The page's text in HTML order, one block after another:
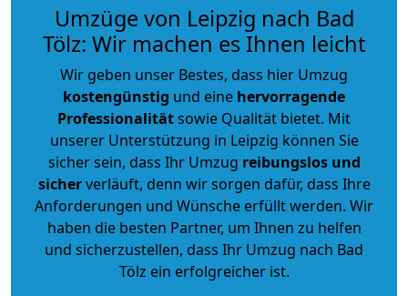
Umzüge von Leipzig nach Bad
Tölz: Wir machen es Ihnen leicht
Wir geben unser Bestes, dass hier Umzug
kostengünstig und eine hervorragende
Professionalitätsowie Qualität bietet. Mit
unserer Unterstützung in Leipzig können Sie
sicher sein, dass Ihr Umzug reibungslos und
sicherverläuft, denn wir sorgen dafür, dass Ihre
Anforderungen und Wünsche erfüllt werden. Wir
haben die besten Partner, um Ihnen zu helfen
und sicherzustellen, dass Ihr Umzug nach Bad
Tölz ein erfolgreicher ist.